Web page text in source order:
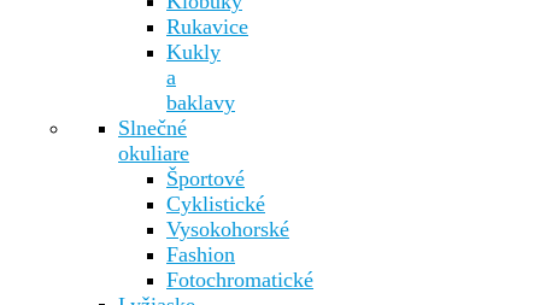
Rukavice
Kukly
a
baklavy
Slnečné
okuliare
Športové
Cyklistické
Vysokohorské
Fashion
Fotochromatické